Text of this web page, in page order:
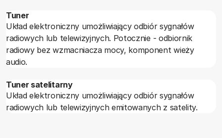
Tuner
Układ elektroniczny umożliwiający odbiór sygnałów
radiowych lub telewizyjnych. Potocznie - odbiornik
radiowy bez wzmacniacza mocy, komponent wieży
audio.
Tuner satelitarny
Układ elektroniczny umożliwiający odbiór sygnałów
radiowych lub telewizyjnych emitowanych z satelity.